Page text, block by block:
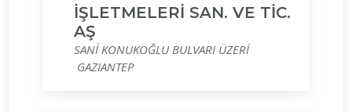
İŞLETMELERİ SAN. VE TİC.
AŞ
SANİ KONUKOĞLU BULVARI ÜZERİ
GAZIANTEP